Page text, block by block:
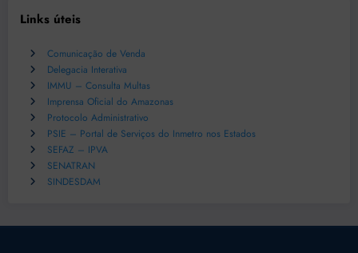
Links úteis
Comunicação de Venda
Delegacia Interativa
IMMU – Consulta Multas
Imprensa Oficial do Amazonas
Protocolo Administrativo
PSIE – Portal de Serviços do Inmetro nos Estados
SEFAZ – IPVA
SENATRAN
SINDESDAM